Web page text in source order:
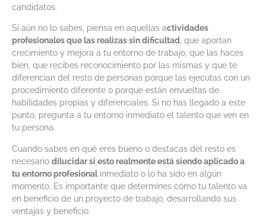
candidatos.
Si aún no lo sabes, piensa en aquellas actividades
profesionales que las realizas sin dificultad, que aportan
crecimiento y mejora a tu entorno de trabajo, que las haces
bien, que recibes reconocimiento por las mismas y que te
diferencian del resto de personas porque las ejecutas con un
procedimiento diferente o porque están envueltas de
habilidades propias y diferenciales. Si no has llegado a este
punto, pregunta a tu entorno inmediato el talento que ven en
tu persona.
Cuando sabes en qué eres bueno o destacas del resto es
necesario dilucidar si esto realmente está siendo aplicado a
tu entorno profesionalinmediato o lo ha sido en algún
momento. Es importante que determines cómo tu talento va
en beneficio de un proyecto de trabajo, desarrollando sus
ventajas y beneficio.